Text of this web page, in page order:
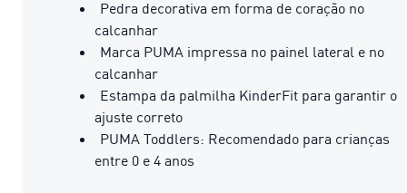
Pedra decorativa em forma de coração no
calcanhar
Marca PUMA impressa no painel lateral e no
calcanhar
Estampa da palmilha KinderFit para garantir o
ajuste correto
PUMA Toddlers: Recomendado para crianças
entre 0 e 4 anos